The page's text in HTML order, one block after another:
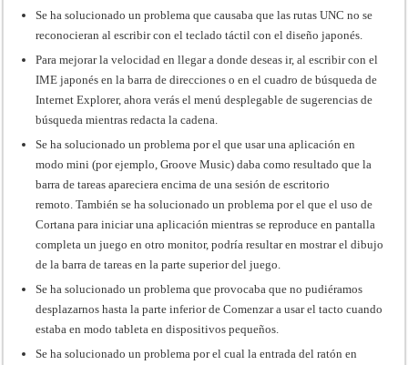
Se ha solucionado un problema que causaba que las rutas UNC no se
reconocieran al escribir con el teclado táctil con el diseño japonés.
Para mejorar la velocidad en llegar a donde deseas ir, al escribir con el
IME japonés en la barra de direcciones o en el cuadro de búsqueda de
Internet Explorer, ahora verás el menú desplegable de sugerencias de
búsqueda mientras redacta la cadena.
Se ha solucionado un problema por el que usar una aplicación en
modo mini (por ejemplo, Groove Music) daba como resultado que la
barra de tareas apareciera encima de una sesión de escritorio
remoto. También se ha solucionado un problema por el que el uso de
Cortana para iniciar una aplicación mientras se reproduce en pantalla
completa un juego en otro monitor, podría resultar en mostrar el dibujo
de la barra de tareas en la parte superior del juego.
Se ha solucionado un problema que provocaba que no pudiéramos
desplazarnos hasta la parte inferior de Comenzar a usar el tacto cuando
estaba en modo tableta en dispositivos pequeños.
Se ha solucionado un problema por el cual la entrada del ratón en